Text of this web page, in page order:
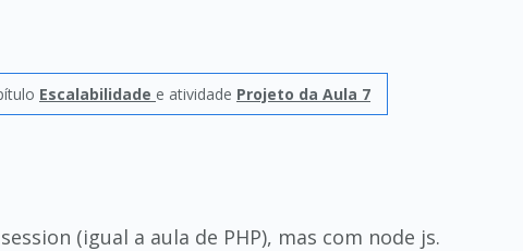
Escalabilidade e atividade Projeto da Aula 7
(igual a aula de PHP), mas com node js.